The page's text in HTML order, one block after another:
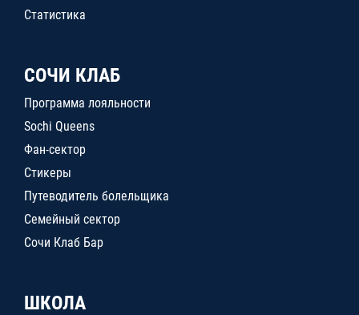
Статистика
СОЧИ КЛАБ
Программа лояльности
Sochi Queens
Фан-сектор
Стикеры
Путеводитель болельщика
Семейный сектор
Сочи Клаб Бар
ШКОЛА